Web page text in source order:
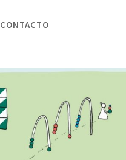
CONTACTO